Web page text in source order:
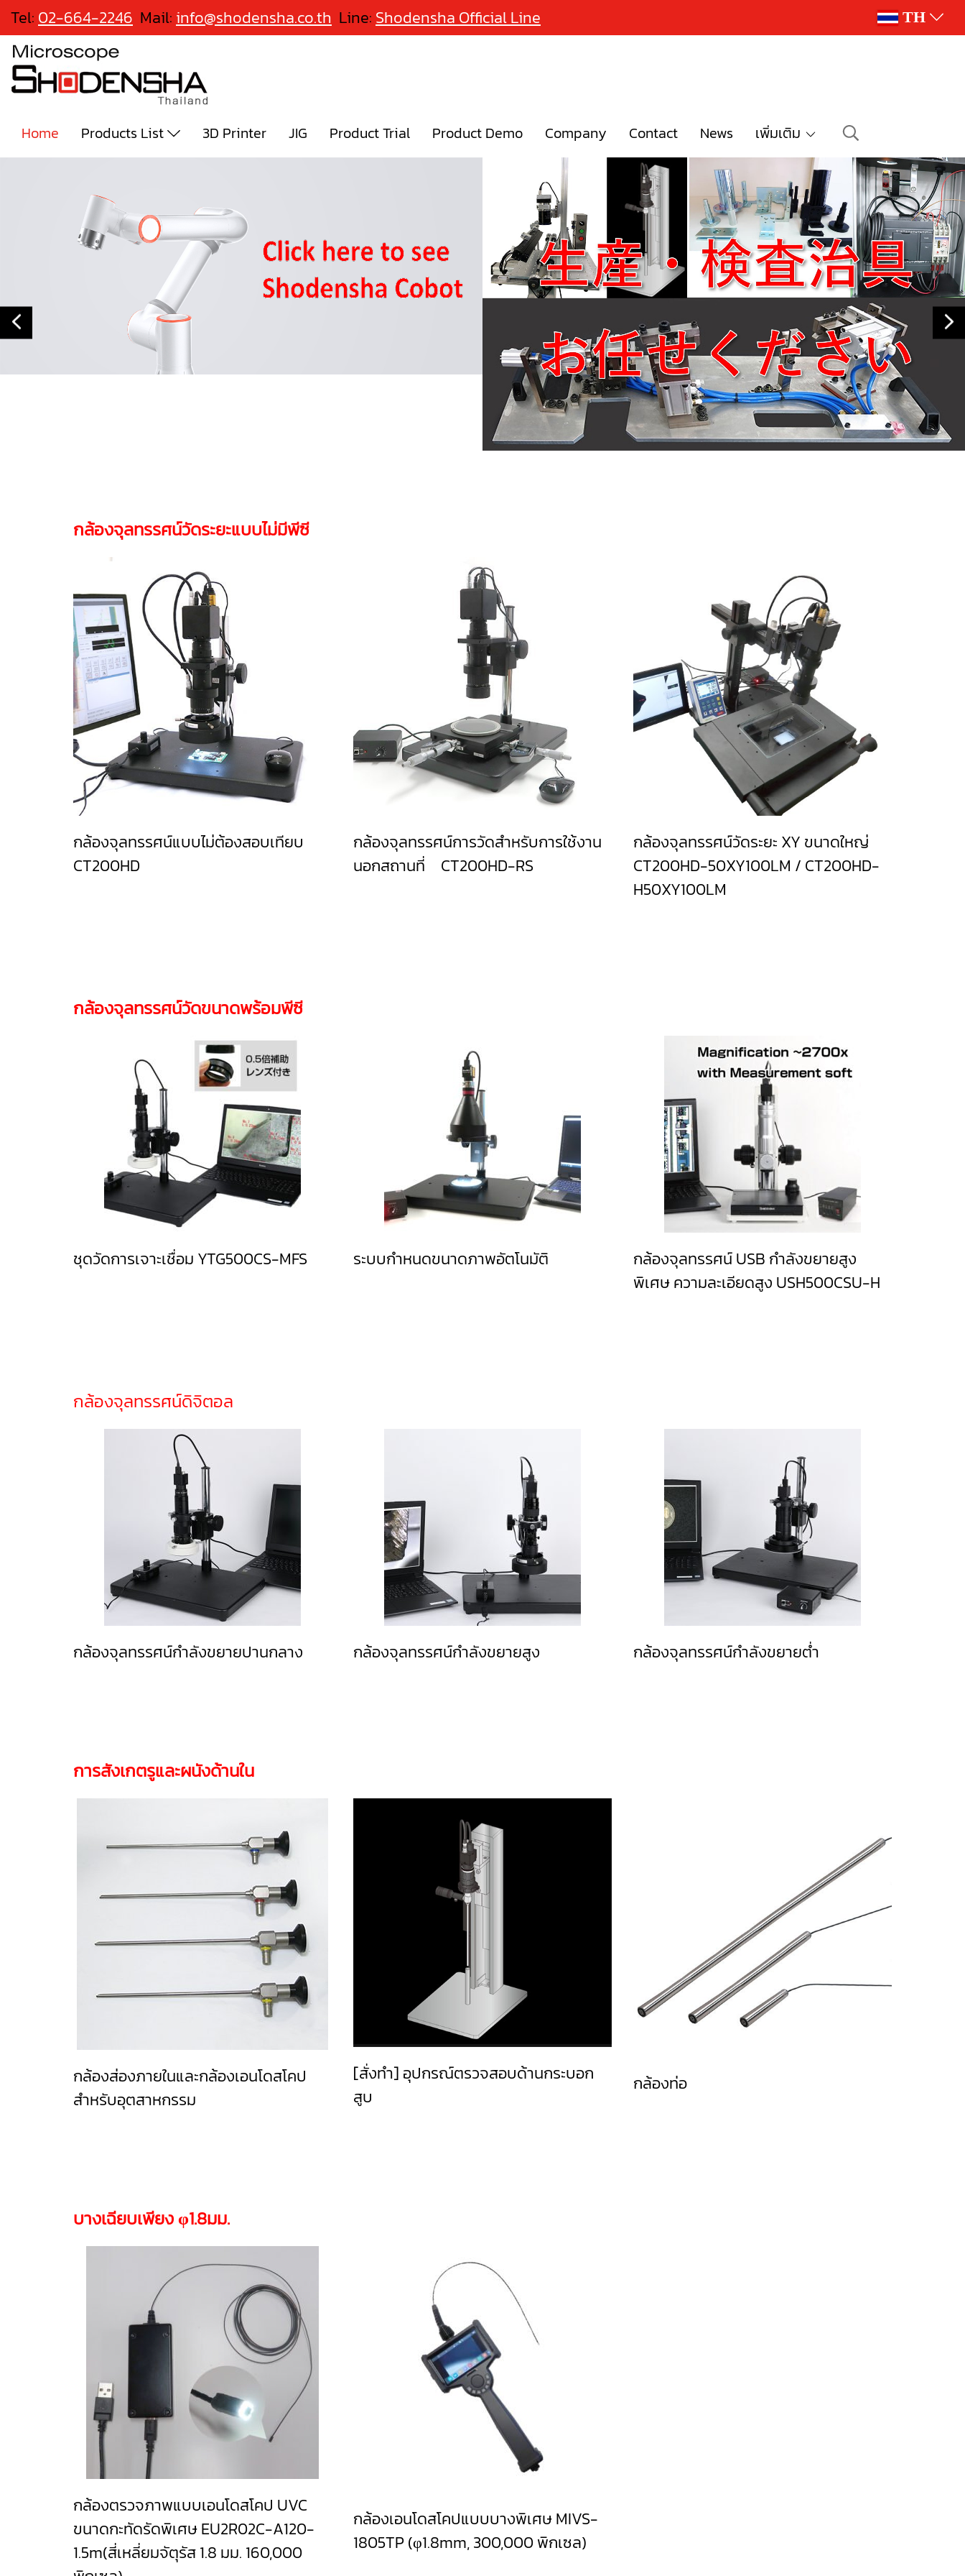
Tel: 02-664-2246 Mail: info@shodensha.co.th Line: Shodensha Official Line TH
Home Products List 3D Printer JIG Product Trial Product Demo Company Contact News เพิ่มเติม
กล้องจุลทรรศน์วัดระยะแบบไม่มีพีซี
กล้องจุลทรรศน์แบบไม่ต้องสอบเทียบ
CT200HD
กล้องจุลทรรศน์การวัดสำหรับการใช้งาน
นอกสถานที่ CT200HD-RS
กล้องจุลทรรศน์วัดระยะ XY ขนาดใหญ่
CT200HD-50XY100LM / CT200HD-
H50XY100LM
กล้องจุลทรรศน์วัดขนาดพร้อมพีซี
ชุดวัดการเจาะเชื่อม YTG500CS-MFS ระบบกำหนดขนาดภาพอัตโนมัติ
กล้องจุลทรรศน์ USB กำลังขยายสูง
พิเศษ ความละเอียดสูง USH500CSU-H
กล้องจุลทรรศน์ดิจิตอล
กล้องจุลทรรศน์กำลังขยายปานกลาง กล้องจุลทรรศน์กำลังขยายสูง กล้องจุลทรรศน์กำลังขยายต่ำ
การสังเกตรูและผนังด้านใน
กล้องส่องภายในและกล้องเอนโดสโคป
สำหรับอุตสาหกรรม
[สั่งทำ] อุปกรณ์ตรวจสอบด้านกระบอก
สูบ
กล้องท่อ
บางเฉียบเพียง φ1.8มม.
กล้องตรวจภาพแบบเอนโดสโคป UVC
ขนาดกะทัดรัดพิเศษ EU2R02C-A120-
1.5m(สี่เหลี่ยมจัตุรัส 1.8 มม. 160,000
กล้องเอนโดสโคปแบบบางพิเศษ MIVS-
1805TP (φ1.8mm, 300,000 พิกเซล)